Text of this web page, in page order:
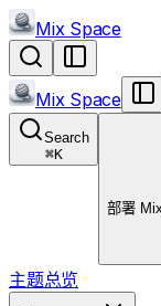
Mix Space
Mix Space
Search
⌘K
部署
主题总览